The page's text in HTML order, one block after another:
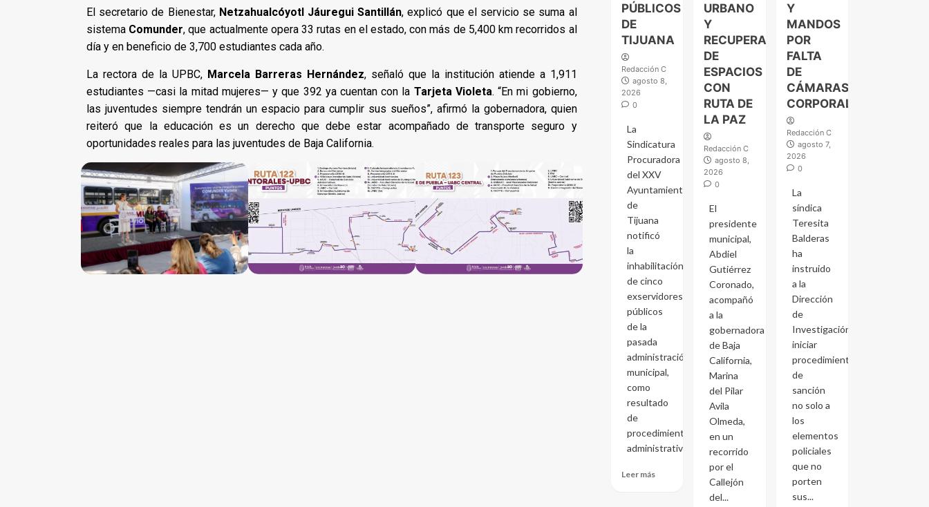
El secretario de Bienestar, Netzahualcóyotl Jáuregui Santillán, explicó que el servicio se suma al
sistema Comunder, que actualmente opera 33 rutas en el estado, con más de 5,400 km recorridos al
día y en beneficio de 3,700 estudiantes cada año.
La rectora de la UPBC, Marcela Barreras Hernández, señaló que la institución atiende a 1,911
estudiantes —casi la mitad mujeres— y que 392 ya cuentan con la Tarjeta Violeta. “En mi gobierno,
las juventudes siempre tendrán un espacio para cumplir sus sueños”, afirmó la gobernadora, quien
reiteró que la educación es un derecho que debe estar acompañado de transporte seguro y
oportunidades reales para las juventudes de Baja California.
PÚBLICOS
DE
TIJUANA
Redacción C
agosto 8,
2026
0
La
Sindicatura
Procuradora
del XXV
Ayuntamiento
de
Tijuana
notificó
la
inhabilitación
de cinco
exservidores
públicos
de la
pasada
administración
municipal,
como
resultado
de
procedimientos
administrativos...
Leer más
URBANO
Y
RECUPERACIÓN
DE
ESPACIOS
CON
RUTA DE
LA PAZ
Redacción C
agosto 8,
2026
0
El
presidente
municipal,
Abdiel
Gutiérrez
Coronado,
acompañó
a la
gobernadora
de Baja
California,
Marina
del Pilar
Avila
Olmeda,
en un
recorrido
por el
Callejón
del...
Y
MANDOS
POR
FALTA
DE
CÁMARAS
CORPORALES
Redacción C
agosto 7,
2026
0
La
síndica
Teresita
Balderas
ha
instruido
a la
Dirección
de
Investigación
iniciar
procedimientos
de
sanción
no solo a
los
elementos
policiales
que no
porten
sus...